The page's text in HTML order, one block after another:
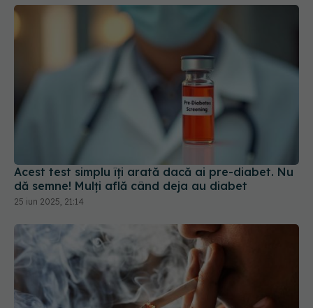
Acest test simplu îți arată dacă ai pre-diabet. Nu
dă semne! Mulți află când deja au diabet
25 iun 2025, 21:14